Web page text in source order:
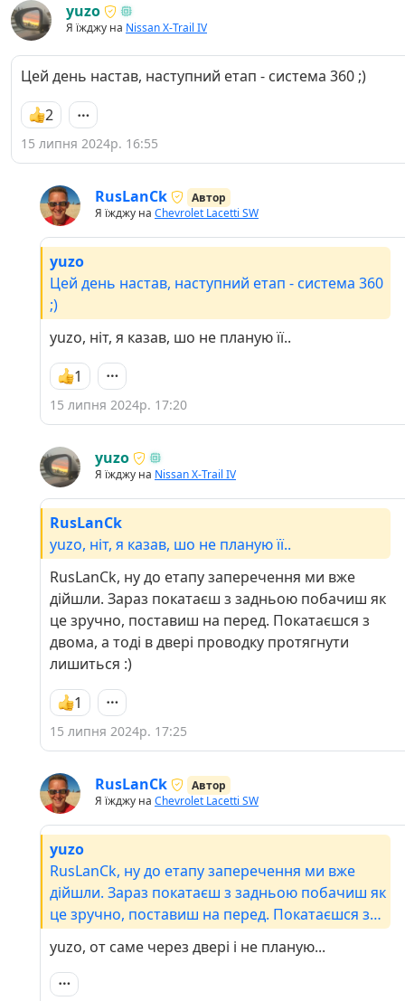
yuzo
Я їжджу на Nissan X-Trail IV
Цей день настав, наступний етап - система 360 ;)
2
15 липня 2024р. 16:55
RusLanCk
Автор
Я їжджу на Chevrolet Lacetti SW
yuzo
Цей день настав, наступний етап - система 360
;)
yuzo, ніт, я казав, шо не планую її..
1
15 липня 2024р. 17:20
yuzo
Я їжджу на Nissan X-Trail IV
RusLanCk
yuzo, ніт, я казав, шо не планую її..
RusLanCk, ну до етапу заперечення ми вже
дійшли. Зараз покатаєш з задньою побачиш як
це зручно, поставиш на перед. Покатаєшся з
двома, а тоді в двері проводку протягнути
лишиться :)
1
15 липня 2024р. 17:25
RusLanCk
Автор
Я їжджу на Chevrolet Lacetti SW
yuzo
RusLanCk, ну до етапу заперечення ми вже
дійшли. Зараз покатаєш з задньою побачиш як
це зручно, поставиш на перед. Покатаєшся з
лишиться :)
yuzo, от саме через двері і не планую...